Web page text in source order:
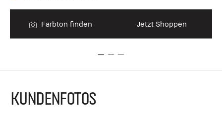
Farbton finden Jetzt Shoppen
KUNDENFOTOS